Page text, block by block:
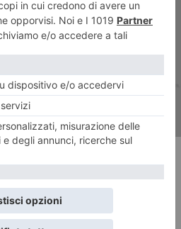
e cieli azzurri